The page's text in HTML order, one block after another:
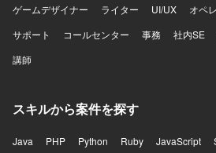
ゲームデザイナー
ライター UI/UX オペ
サポート
コールセンター 事務 社内SE
講師
スキルから案件を探す
Java PHP Python Ruby JavaScript